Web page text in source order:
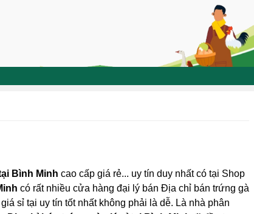
Bình Minh cao cấp giá rẻ... uy tín duy nhất có tại Shop
có rất nhiều cửa hàng đại lý bán Địa chỉ bán trứng gà
sỉ tại uy tín tốt nhất không phải là dễ. Là nhà phân